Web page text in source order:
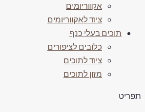
אקווריומים
ציוד לאקווריומים
תוכים בעלי כנף
כלובים לציפורים
ציוד לתוכים
מזון לתוכים